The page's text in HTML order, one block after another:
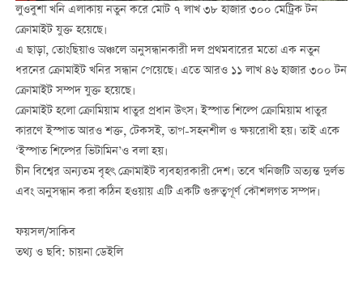
লুওবুশা খনি এলাকায় নতুন করে মোট ৭ লাখ ৩৮ হাজার ৩০০ মেট্রিক টন
ক্রোমাইট যুক্ত হয়েছে।
এ ছাড়া, তোংছিয়াও অঞ্চলে অনুসন্ধানকারী দল প্রথমবারের মতো এক নতুন
ধরনের ক্রোমাইট খনির সন্ধান পেয়েছে। এতে আরও ১১ লাখ ৪৬ হাজার ৩০০ টন
ক্রোমাইট সম্পদ যুক্ত হয়েছে।
ক্রোমাইট হলো ক্রোমিয়াম ধাতুর প্রধান উৎস। ইস্পাত শিল্পে ক্রোমিয়াম ধাতুর
কারণে ইস্পাত আরও শক্ত, টেকসই, তাপ-সহনশীল ও ক্ষয়রোধী হয়। তাই একে
‘ইস্পাত শিল্পের ভিটামিন’ও বলা হয়।
চীন বিশ্বের অন্যতম বৃহৎ ক্রোমাইট ব্যবহারকারী দেশ। তবে খনিজটি অত্যন্ত দুর্লভ
এবং অনুসন্ধান করা কঠিন হওয়ায় এটি একটি গুরুত্বপূর্ণ কৌশলগত সম্পদ।
ফয়সল/সাকিব
তথ্য ও ছবি: চায়না ডেইলি